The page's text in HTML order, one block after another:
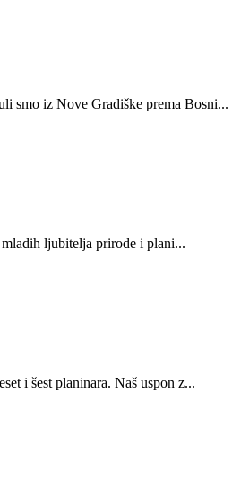
smo iz Nove Gradiške prema Bosni...
ljubitelja prirode i plani...
i šest planinara. Naš uspon z...